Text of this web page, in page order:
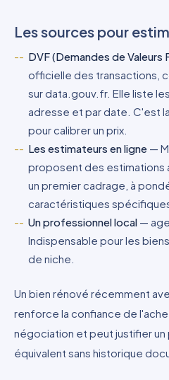
Les sources pour
DVF (Demandes de Valeurs
officielle des transactions,
sur data.gouv.fr. Elle liste
adresse et par date. C'est
pour calibrer un prix.
Les estimateurs en ligne —
proposent des estimations
un premier cadrage, à
caractéristiques
Un professionnel local —
Indispensable pour les
de niche.
Un bien rénové récemment
renforce la confiance de
négociation et peut justifier un
équivalent sans historique